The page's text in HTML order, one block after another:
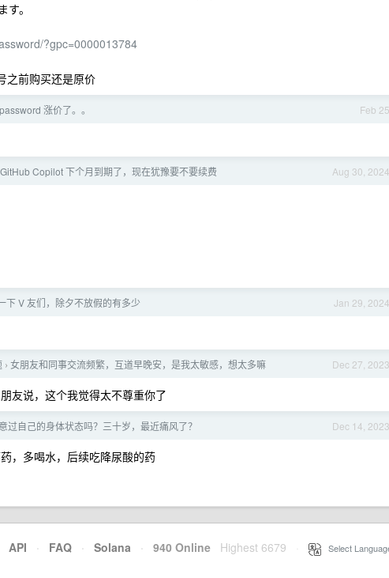
。
?gpc=0000013784
之前购买还是原价
Feb 25
涨价了。。
Aug 30, 2024
GitHub Copilot 下个月到期了，现在犹豫要不要续费
Jan 29, 2024
下 V 友们，除夕不放假的有多少
Dec 27, 2023
› 女朋友和同事交流频繁，互道早晚安，是我太敏感，想太多嘛
友说，这个我觉得太不尊重你了
Dec 14, 2023
过自己的身体状态吗？三十岁，最近痛风了？
，多喝水，后续吃降尿酸的药
API · FAQ · Solana · 940 Online Highest 6679 Select